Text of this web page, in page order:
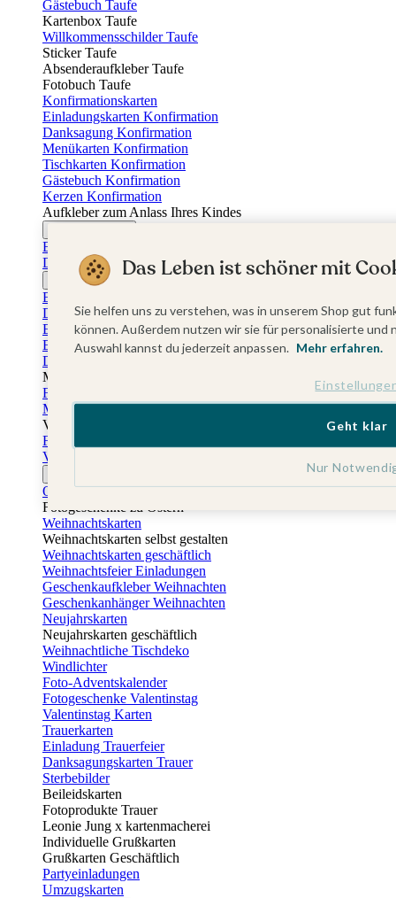
Gästebuch Taufe
Kartenbox Taufe
Willkommensschilder Taufe
Sticker Taufe
Absenderaufkleber Taufe
Fotobuch Taufe
Konfirmationskarten
Einladungskarten Konfirmation
Danksagung Konfirmation
Menükarten Konfirmation
Tischkarten Konfirmation
Gästebuch Konfirmation
Kerzen Konfirmation
Aufkleber zum Anlass Ihres Kindes
Einladungskarten Firmung
Dankeskarten Firmung
Jugendweihekarten
Einladungskarten Jugendweihe
Dankeskarten Jugendweihe
Einschulungskarten
Einladungskarten Einschulung
Danksagung Einschulung
Muttertag
Fotogeschenke Muttertag
Muttertagskarten
Vatertag
Fotogeschenke Vatertag
Vatertagskarten
Osterkarten
Fotogeschenke zu Ostern
Weihnachtskarten
Weihnachtskarten selbst gestalten
Weihnachtskarten geschäftlich
Weihnachtsfeier Einladungen
Geschenkaufkleber Weihnachten
Geschenkanhänger Weihnachten
Neujahrskarten
Neujahrskarten geschäftlich
Weihnachtliche Tischdeko
Windlichter
Foto-Adventskalender
Fotogeschenke Valentinstag
Valentinstag Karten
Trauerkarten
Einladung Trauerfeier
Danksagungskarten Trauer
Sterbebilder
Beileidskarten
Fotoprodukte Trauer
Leonie Jung x kartenmacherei
Individuelle Grußkarten
Grußkarten Geschäftlich
Partyeinladungen
Umzugskarten
Das Leben ist schöner mit
Sie helfen uns zu verstehen, was in unserem Shop gut
können. Außerdem nutzen wir sie für personalisierte
Auswahl kannst du jederzeit anpassen. Mehr erfahren.
Nur
Geht klar